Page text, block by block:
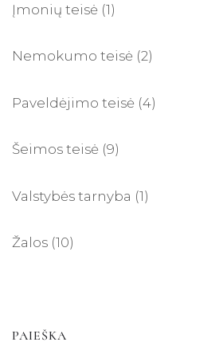
Įmonių teisė (1)
Nemokumo teisė (2)
Paveldėjimo teisė (4)
Šeimos teisė (9)
Valstybės tarnyba (1)
Žalos (10)
PAIEŠKA